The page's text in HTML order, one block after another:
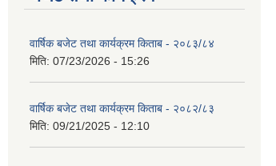
वार्षिक बजेट तथा कार्यक्रम किताब - २०८३/८४
मिति: 07/23/2026 - 15:26
वार्षिक बजेट तथा कार्यक्रम किताब - २०८२/८३
मिति: 09/21/2025 - 12:10